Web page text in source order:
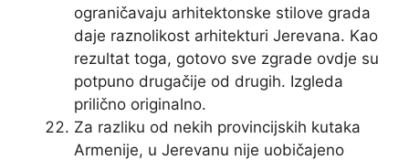
ograničavaju arhitektonske stilove grada
daje raznolikost arhitekturi Jerevana. Kao
rezultat toga, gotovo sve zgrade ovdje su
potpuno drugačije od drugih. Izgleda
prilično originalno.
Za razliku od nekih provincijskih kutaka
Armenije, u Jerevanu nije uobičajeno